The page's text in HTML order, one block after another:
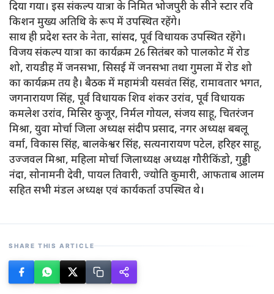
दिया गया। इस संकल्प यात्रा के निमित भोजपुरी के सीने स्टार रवि
किशन मुख्य अतिथि के रूप में उपस्थित रहेंगे।
साथ ही प्रदेश स्तर के नेता, सांसद, पूर्व विधायक उपस्थित रहेंगे।
विजय संकल्प यात्रा का कार्यक्रम 26 सितंबर को पालकोट में रोड
शो, रायडीह में जनसभा, सिसई में जनसभा तथा गुमला में रोड शो
का कार्यक्रम तय है। बैठक में महामंत्री यसवंत सिंह, रामावतार भगत,
जगनारायण सिंह, पूर्व विधायक शिव शंकर उरांव, पूर्व विधायक
कमलेश उरांव, मिसिर कुजूर, निर्मल गोयल, संजय साहू, चितरंजन
मिश्रा, युवा मोर्चा जिला अध्यक्ष संदीप प्रसाद, नगर अध्यक्ष बबलू
वर्मा, विकास सिंह, बालकेश्वर सिंह, सत्यनारायण पटेल, हरिहर साहू,
उज्जवल मिश्रा, महिला मोर्चा जिलाध्यक्ष अध्यक्ष गौरीकिंडो, गुड्डी
नंदा, सोनामनी देवी, पायल तिवारी, ज्योति कुमारी, आफताब आलम
सहित सभी मंडल अध्यक्ष एवं कार्यकर्ता उपस्थित थे।
SHARE THIS ARTICLE